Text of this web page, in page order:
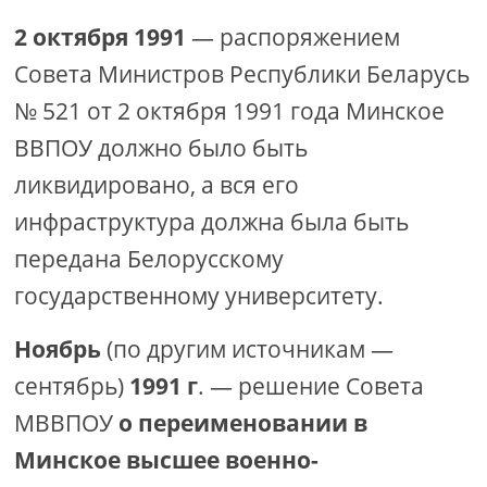
2 октября 1991 — распоряжением
Совета Министров Республики Беларусь
№ 521 от 2 октября 1991 года Минское
ВВПОУ должно было быть
ликвидировано, а вся его
инфраструктура должна была быть
передана Белорусскому
государственному университету.
Ноябрь (по другим источникам —
сентябрь) 1991 г. — решение Совета
МВВПОУ о переименовании в
Минское высшее военно-